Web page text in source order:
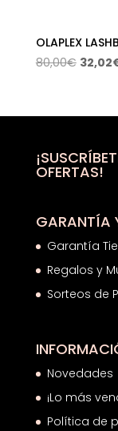
OLAPLEX
80,00€ El
era:
32,02
OFERTAS!
GARANTÍA
Garantía
Regalos y
Sorteos de
Novedades
¡Lo más
Política de